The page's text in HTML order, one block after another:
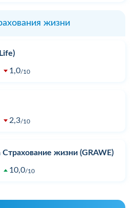
жизни
1,0 10
2,3 10
жизни (GRAWE)
10,0 10